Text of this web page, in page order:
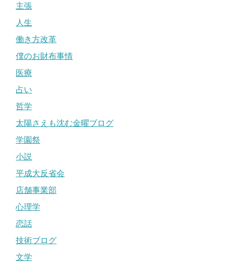
主張
人生
働き方改革
僕のお財布事情
医療
占い
哲学
太陽さえも沈む金曜ブログ
学園祭
小説
平成大反省会
店舗事業部
心理学
恋話
技術ブログ
文学